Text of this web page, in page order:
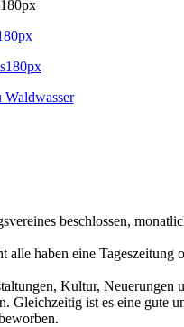
beschlossen,
haben eine Tageszeitung
Kultur, Neuerungen
Gleichzeitig ist es eine gute